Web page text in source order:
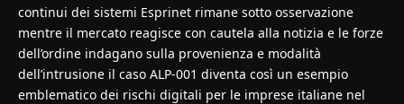
continui dei sistemi Esprinet rimane sotto osservazione
mentre il mercato reagisce con cautela alla notizia e le forze
dell’ordine indagano sulla provenienza e modalità
dell’intrusione il caso ALP-001 diventa così un esempio
emblematico dei rischi digitali per le imprese italiane nel